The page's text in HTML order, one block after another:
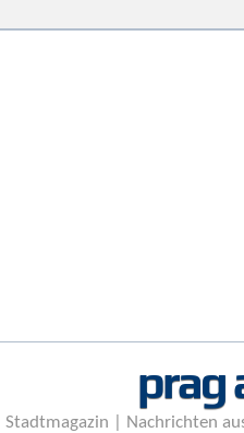
prag
Stadtmagazin | Nachrichten